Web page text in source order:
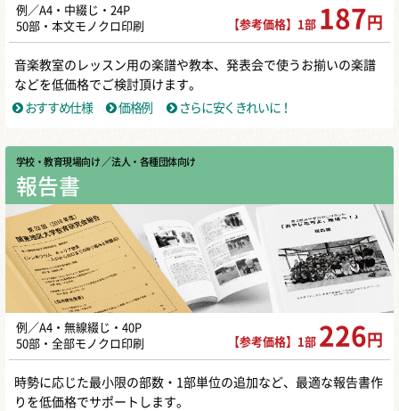
例／A4・中綴じ・24P
50部・本文モノクロ印刷
【参考価格】1部 187 円
音楽教室のレッスン用の楽譜や教本、発表会で使うお揃いの楽譜
などを低価格でご検討頂けます。
おすすめ仕様
価格例 さらに安くきれいに！
学校・教育現場向け ／ 法人・各種団体向け
報告書
例／A4・無線綴じ・40P
50部・全部モノクロ印刷
【参考価格】1部 226 円
時勢に応じた最小限の部数・1部単位の追加など、最適な報告書作
りを低価格でサポートします。